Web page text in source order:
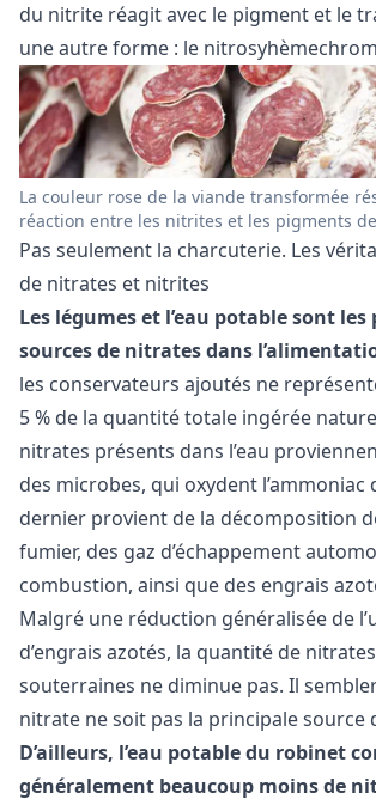
du nitrite réagit avec le pigment et le
une autre forme : le
La couleur rose de la viande transformée
réaction entre les nitrites et les pigments
Pas seulement la charcuterie. Les
de nitrates et nitrites
Les légumes et l’eau potable sont
sources de nitrates dans
les conservateurs ajoutés ne
5 % de la quantité totale ingérée
nitrates présents dans l’eau
des microbes, qui oxydent l’ammoniac
dernier provient de la décomposition
fumier, des gaz d’échappement
combustion, ainsi que des engrais
Malgré une réduction généralisée de
d’engrais azotés, la quantité de
souterraines ne diminue pas. Il
nitrate ne soit pas la principale source
D’ailleurs, l’eau potable du robinet
généralement beaucoup moins de